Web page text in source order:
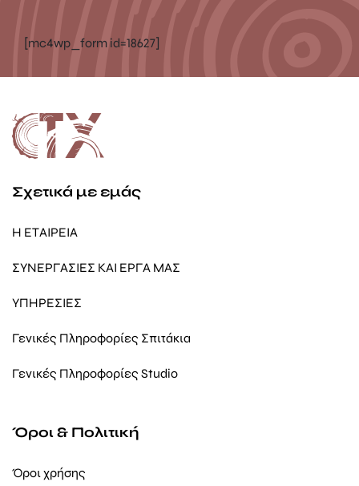
[mc4wp_form id=18627]
Σχετικά με εμάς
Η ΕΤΑΙΡΕΙΑ
ΣΥΝΕΡΓΑΣΙΕΣ ΚΑΙ ΕΡΓΑ ΜΑΣ
ΥΠΗΡΕΣΙΕΣ
Γενικές Πληροφορίες Σπιτάκια
Γενικές Πληροφορίες Studio
Όροι & Πολιτική
Όροι χρήσης